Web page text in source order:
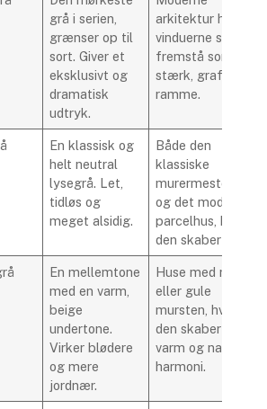
grå i serien,
grænser op til
sort. Giver et
eksklusivt og
dramatisk
udtryk.
arkitektur hvor
vinduerne skal
fremstå som en
stærk, grafisk
ramme.
En klassisk og
helt neutral
lysegrå. Let,
tidløs og
meget alsidig.
Både den
klassiske
murermestervilla
og det moderne
parcelhus, hvor
den skaber ro.
En mellemtone
med en varm,
beige
undertone.
Virker blødere
og mere
jordnær.
Huse med røde
eller gule
mursten, hvor
den skaber en
varm og naturlig
harmoni.